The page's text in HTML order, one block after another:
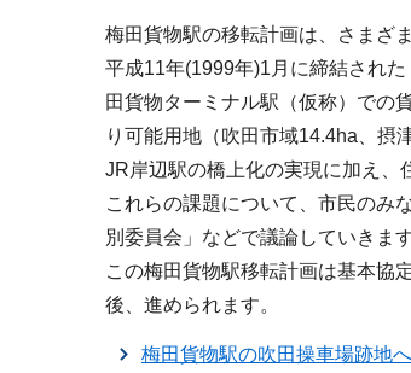
梅田貨物駅の移転計画は、さまざ
平成11年(1999年)1月に締結され
田貨物ターミナル駅（仮称）での
り可能用地（吹田市域14.4ha、摂
JR岸辺駅の橋上化の実現に加え、
これらの課題について、市民のみ
別委員会」などで議論していきます
この梅田貨物駅移転計画は基本協
後、進められます。
梅田貨物駅の吹田操車場跡地